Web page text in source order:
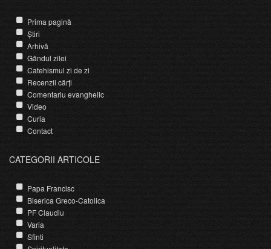
Prima pagină
Știri
Arhivă
Gândul zilei
Catehismul zi de zi
Recenzii cărți
Comentariu evanghelic
Video
Curia
Contact
CATEGORII ARTICOLE
Papa Francisc
Biserica Greco-Catolica
PF Claudiu
Varia
Sfinti